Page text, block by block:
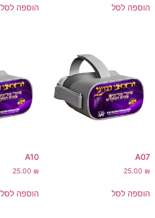
הוספה לסל הוספה לסל
A07
25.00 ₪
הוספה לסל
A10
25.00 ₪
הוספה לסל